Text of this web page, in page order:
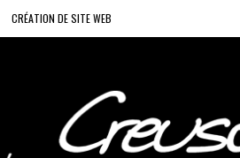
CRÉATION DE SITE WEB